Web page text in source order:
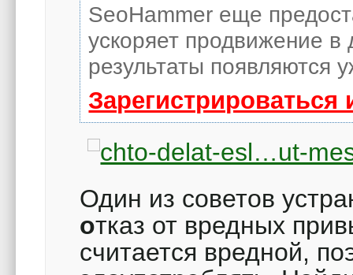
SeoHammer еще
ускоряет продвижение в
результаты появляются
Один из советов
отказ от вредных
считается вредной,